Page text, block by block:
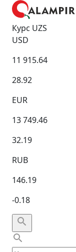
Курс UZS
USD
11 915.64
28.92
EUR
13 749.46
32.19
RUB
146.19
-0.18